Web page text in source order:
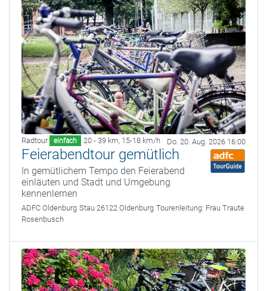
Radtour einfach 20 - 39 km, 15-18 km/h Do. 20. Aug. 2026 16:00
Feierabendtour gemütlich
In gemütlichem Tempo den Feierabend
einläuten und Stadt und Umgebung
kennenlernen
ADFC Oldenburg Stau 26122 Oldenburg Tourenleitung: Frau Traute
Rosenbusch